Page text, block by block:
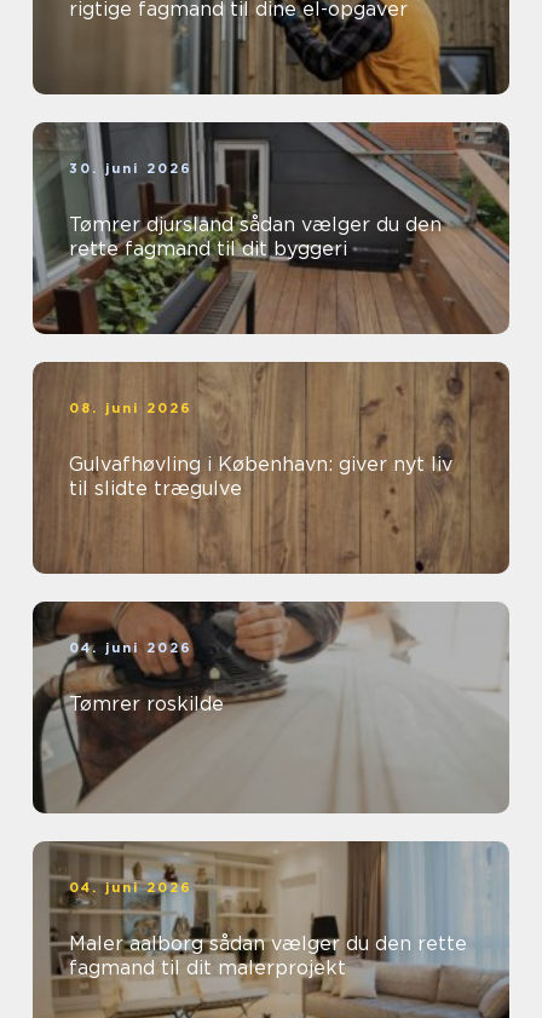
rigtige fagmand til dine el-opgaver
30. juni 2026
Tømrer djursland sådan vælger du den
rette fagmand til dit byggeri
08. juni 2026
Gulvafhøvling i København: giver nyt liv
til slidte trægulve
04. juni 2026
Tømrer roskilde
04. juni 2026
Maler aalborg sådan vælger du den rette
fagmand til dit malerprojekt